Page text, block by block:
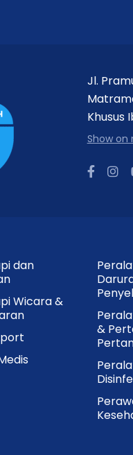
Jl.
Khusus
Show on
dan
Wicara &
&